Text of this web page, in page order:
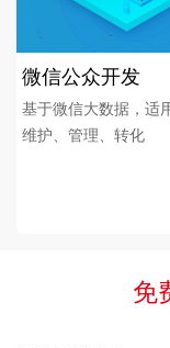
微信公众开发
基于微信大数据，适
维护、管理、转化
免